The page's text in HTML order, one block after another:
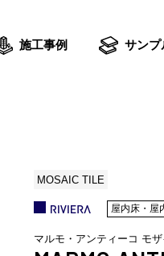
施工事例 サンプ
MOSAIC TILE
屋内床・屋
マルモ・アンティーコ モザ